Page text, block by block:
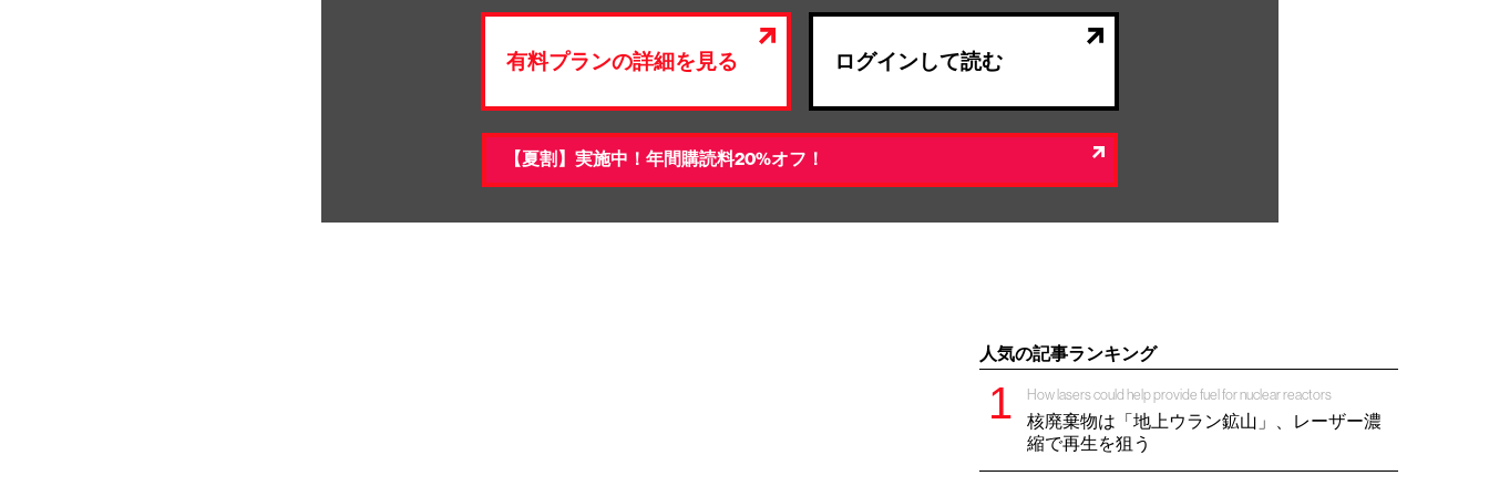
有料プランの詳細を見る ログインして読む
【夏割】実施中！年間購読料20%オフ！
人気の記事ランキング
How lasers could help provide fuel for nuclear reactors
核廃棄物は「地上ウラン鉱山」、レーザー濃
縮で再生を狙う